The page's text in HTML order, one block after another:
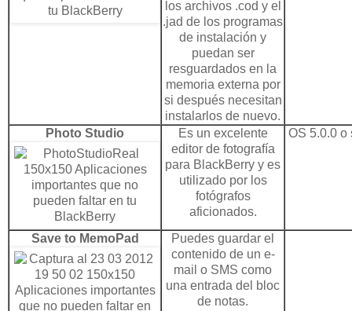
los archivos .cod y el
.jad de los programas
de instalación y
puedan ser
resguardados en la
memoria externa por
si después necesitan
instalarlos de nuevo.
Photo Studio
Es un excelente
editor de fotografía
para BlackBerry y es
utilizado por los
fotógrafos
aficionados.
OS 5.0.0 o
Save to MemoPad
Puedes guardar el
contenido de un e-
mail o SMS como
una entrada del bloc
de notas.